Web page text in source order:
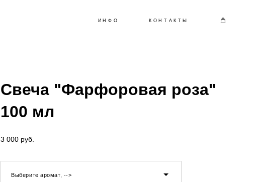
ИНФО КОНТАКТЫ
Свеча "Фарфоровая роза"
100 мл
3 000 pуб.
Выберите аромат, -->